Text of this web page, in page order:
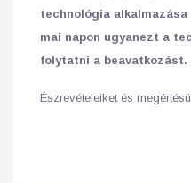
technológia
mai napon ugyanezt a
folytatni a beavatkozást.
Észrevételeiket és